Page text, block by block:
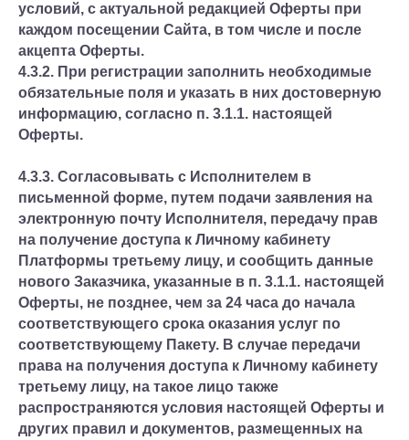
условий, с актуальной редакцией Оферты при
каждом посещении Сайта, в том числе и после
акцепта Оферты.
4.3.2. При регистрации заполнить необходимые
обязательные поля и указать в них достоверную
информацию, согласно п. 3.1.1. настоящей
Оферты.
4.3.3. Согласовывать с Исполнителем в
письменной форме, путем подачи заявления на
электронную почту Исполнителя, передачу прав
на получение доступа к Личному кабинету
Платформы третьему лицу, и сообщить данные
нового Заказчика, указанные в п. 3.1.1. настоящей
Оферты, не позднее, чем за 24 часа до начала
соответствующего срока оказания услуг по
соответствующему Пакету. В случае передачи
права на получения доступа к Личному кабинету
третьему лицу, на такое лицо также
распространяются условия настоящей Оферты и
других правил и документов, размещенных на